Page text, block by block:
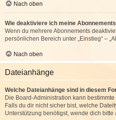
Nach oben
Wie deaktiviere ich meine
Wenn du mehrere Abonnements
persönlichen Bereich unter „Einstieg“ –
Nach oben
Dateianhänge
Welche Dateianhänge sind in diesem
Die Board-Administration kann
Falls du dir nicht sicher bist, welche
Unterstützung benötigst, wende dich